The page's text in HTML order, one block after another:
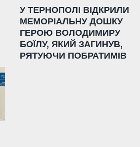
У ТЕРНОПОЛІ ВІДКРИЛИ
МЕМОРІАЛЬНУ ДОШКУ
ГЕРОЮ ВОЛОДИМИРУ
БОЇЛУ, ЯКИЙ ЗАГИНУВ,
РЯТУЮЧИ ПОБРАТИМІВ